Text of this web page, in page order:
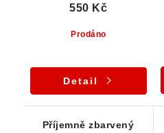
Prodáno
550 Kč
Detail
Příjemně zbarvený